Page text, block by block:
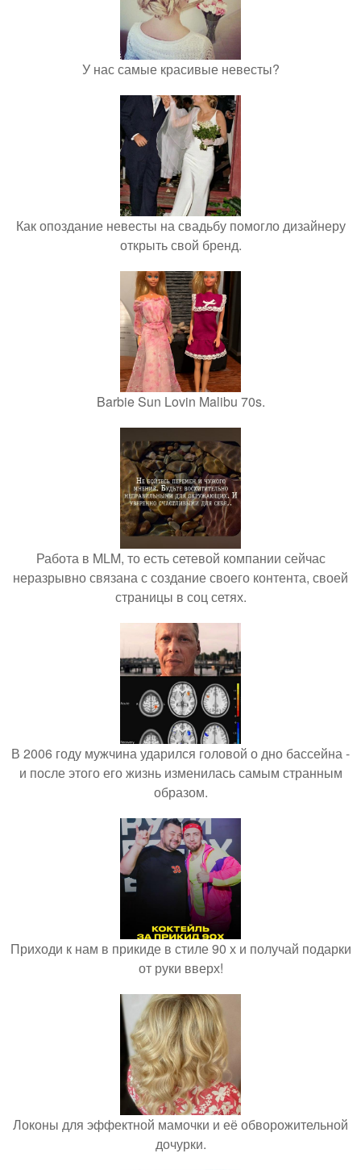
У нас самые красивые невесты?
Как опоздание невесты на свадьбу помогло дизайнеру
открыть свой бренд.
Barbie Sun Lovin Malibu 70s.
Работа в MLM, то есть сетевой компании сейчас
неразрывно связана с создание своего контента, своей
страницы в соц сетях.
В 2006 году мужчина ударился головой о дно бассейна -
и после этого его жизнь изменилась самым странным
образом.
Приходи к нам в прикиде в стиле 90 х и получай подарки
от руки вверх!
Локоны для эффектной мамочки и её обворожительной
дочурки.